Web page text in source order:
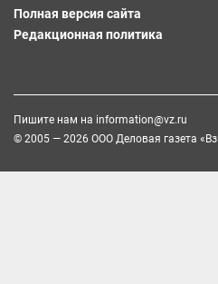
Полная версия сайта
Редакционная политика
Пишите нам на information@vz.ru
© 2005 — 2026 ООО Деловая газета